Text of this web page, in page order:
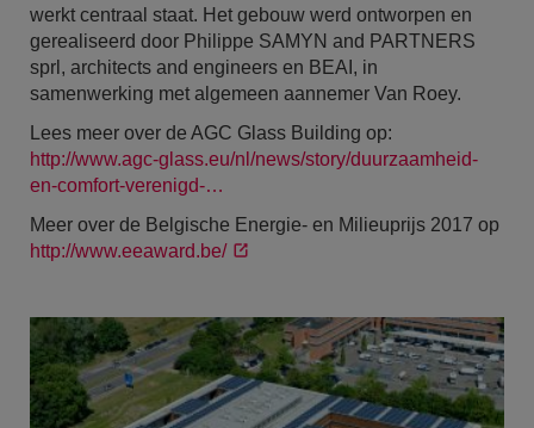
werkt centraal staat. Het gebouw werd ontworpen en
gerealiseerd door Philippe SAMYN and PARTNERS
sprl, architects and engineers en BEAI, in
samenwerking met algemeen aannemer Van Roey.
Lees meer over de AGC Glass Building op:
http://www.agc-glass.eu/nl/news/story/duurzaamheid-
en-comfort-verenigd-…
Meer over de Belgische Energie- en Milieuprijs 2017 op
http://www.eeaward.be/